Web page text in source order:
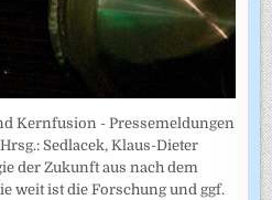
Kernfusion - Pressemeldungen
Sedlacek, Klaus-Dieter
der Zukunft aus nach dem
weit ist die Forschung und ggf.